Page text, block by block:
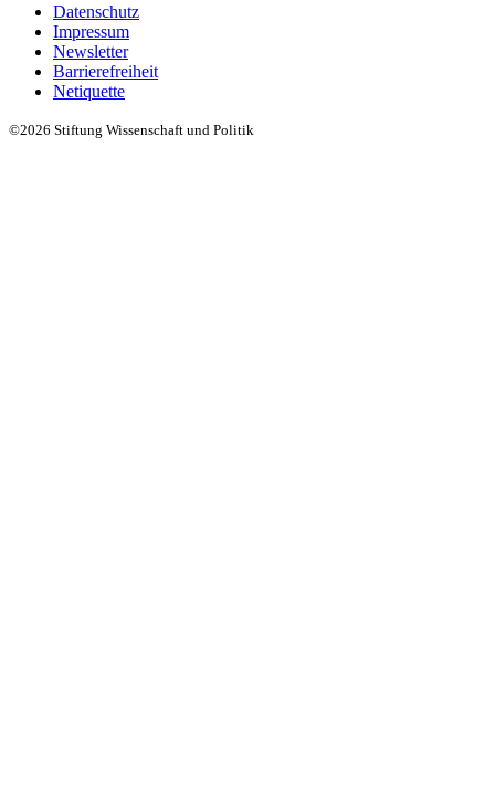
Datenschutz
Impressum
Newsletter
Barrierefreiheit
Netiquette
©2026 Stiftung Wissenschaft und Politik